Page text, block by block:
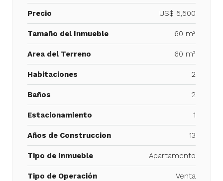
Precio US$ 5,500
Tamaño del Inmueble 60 m²
Area del Terreno 60 m²
Habitaciones 2
Baños 2
Estacionamiento 1
Años de Construccion 13
Tipo de Inmueble Apartamento
Tipo de Operación Venta